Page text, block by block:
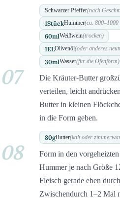
Schwarzer Pfeffer(nach
1StückHummer(ca.
60mlWeißwein(trocken)
1ELOlivenöl(oder anderes
30mlWasser(für die Ofenform)
07
Die Kräuter-Butter
verteilen, leicht
Butter in kleinen
in die Form geben.
80gButter(kalt oder
08
Form in den
Hummer je nach Größe
Fleisch gerade eben
Zwischendurch 1–2 Mal